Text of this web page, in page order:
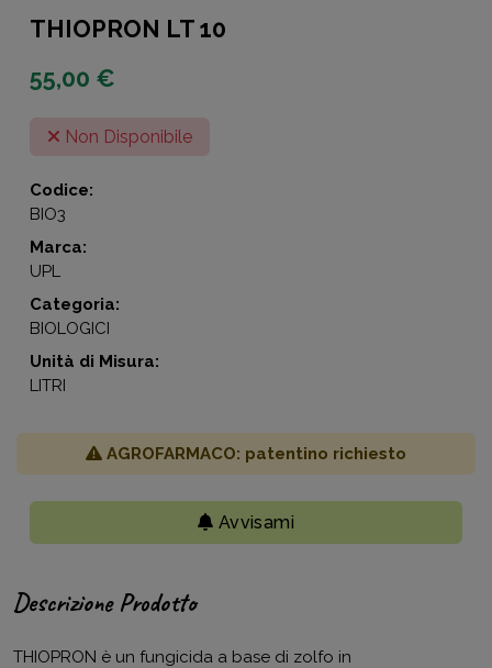
THIOPRON LT 10
55,00 €
Non Disponibile
Codice:
BIO3
Marca:
UPL
Categoria:
BIOLOGICI
Unità di Misura:
LITRI
AGROFARMACO: patentino richiesto
Avvisami
Descrizione Prodotto
THIOPRON è un fungicida a base di zolfo in